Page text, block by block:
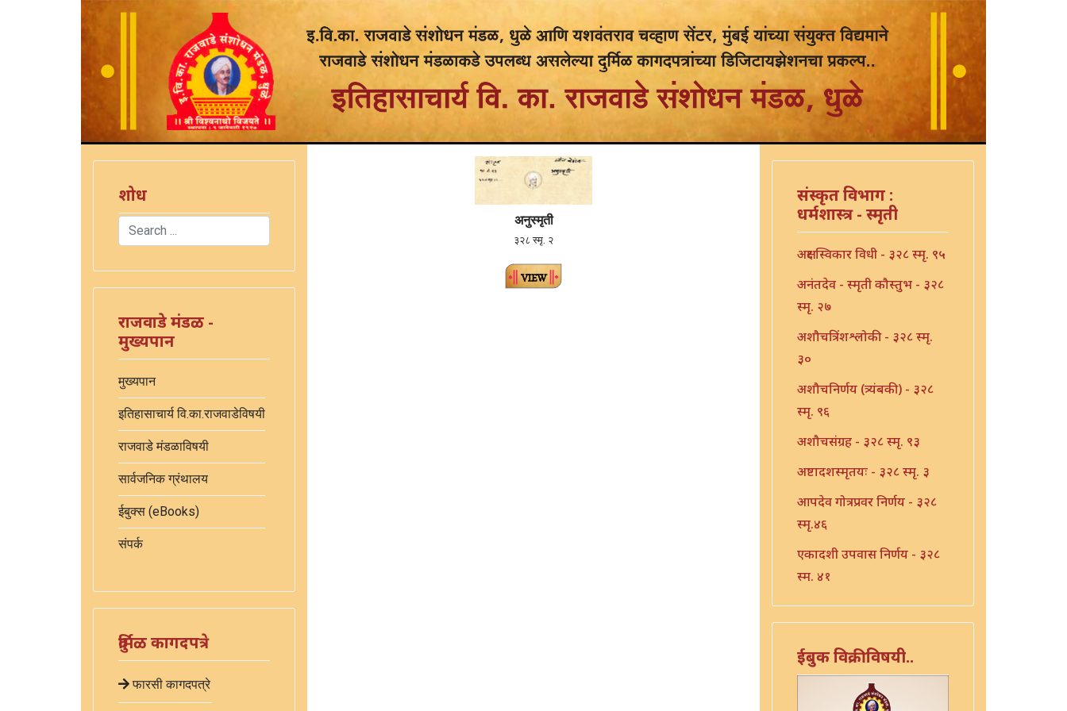
शोध
Search
राजवाडे मंडळ -
मुख्यपान
मुख्यपान
इतिहासाचार्य वि.का.राजवाडेविषयी
राजवाडे मंडळाविषयी
सार्वजनिक ग्रंथालय
ईबुक्स (eBooks)
संपर्क
दुर्मिळ कागदपत्रे
फारसी कागदपत्रे
अनुस्मृती
३२८ स्मृ. २
संस्कृत विभाग :
धर्मशास्त्र - स्मृती
अक्षर स्विकार विधी - ३२८ स्मृ. ९५
अनंतदेव - स्मृती कौस्तुभ - ३२८
स्मृ. २७
अशौचत्रिंशश्लोकी - ३२८ स्मृ.
३०
अशौचनिर्णय (त्र्यंबकी) - ३२८
स्मृ. ९६
अशौचसंग्रह - ३२८ स्मृ. ९३
अष्टादशस्मृतयः - ३२८ स्मृ. ३
आपदेव गोत्रप्रवर निर्णय - ३२८
स्मृ.४६
एकादशी उपवास निर्णय - ३२८
स्मृ. ४१
एकादशी निर्णय - ३२८ स्मृ. ३९
एकादशी निर्णय - ३२८ स्मृ.४२
एकादशी निर्णय - ३२८ स्मृ.४३
ईबुक विक्रीविषयी..